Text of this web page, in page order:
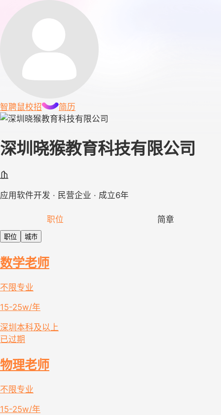
智聘鼠校招 简历
深圳晓猴教育科技有限公司
应用软件开发 · 民营企业 · 成立6年
职位 简章
职位 城市
数学老师
不限专业
15-25w/年
深圳 本科及以上
已过期
物理老师
不限专业
15-25w/年